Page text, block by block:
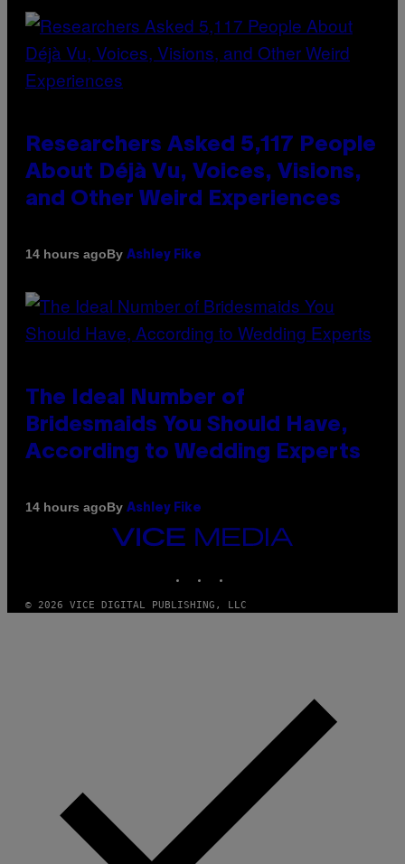
Researchers Asked 5,117 People
About Déjà Vu, Voices, Visions,
and Other Weird Experiences
14 hours agoBy Ashley Fike
The Ideal Number of
Bridesmaids You Should Have,
According to Wedding Experts
14 hours agoBy Ashley Fike
VICE
MEDIA
© 2026 VICE DIGITAL PUBLISHING, LLC